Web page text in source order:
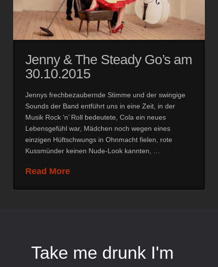
Jenny & The Steady Go’s am
30.10.2015
Jennys frechbezaubernde Stimme und der swingige
Sounds der Band entführt uns in eine Zeit, in der
Musik Rock ‘n’ Roll bedeutete, Cola ein neues
Lebensgefühl war, Mädchen noch wegen eines
einzigen Hüftschwungs in Ohnmacht fielen, rote
Kussmünder keinen Nude-Look kannten, …
Read More
Take me drunk I'm